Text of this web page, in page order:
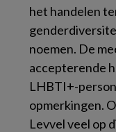
het handelen
noemen. De
accepterende
LHBTI+-
opmerkingen.
Levvel veel op